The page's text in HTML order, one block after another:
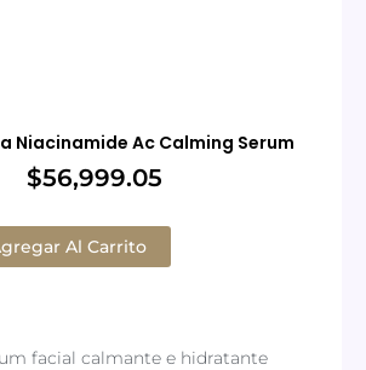
Niacinamide Ac Calming Serum
$56,999.05
Al Carrito
facial calmante e hidratante